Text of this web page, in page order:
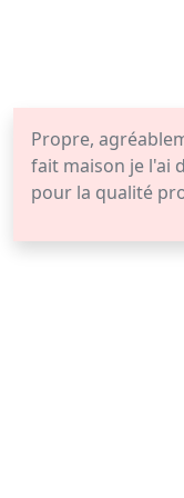
Propre,
fait maison je l'ai
pour la qualité